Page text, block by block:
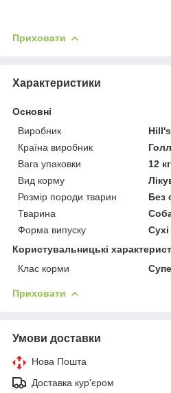
Приховати
Характеристики
Основні
Виробник
Hill's
Країна виробник
Вага упаковки
12 кг
Вид корму
Розмір породи тварин
Без
Тварина
Форма випуску
Користувальницькі
Клас корми
Приховати
Умови доставки
Нова Пошта
Доставка кур'єром